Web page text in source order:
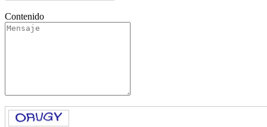
Contenido